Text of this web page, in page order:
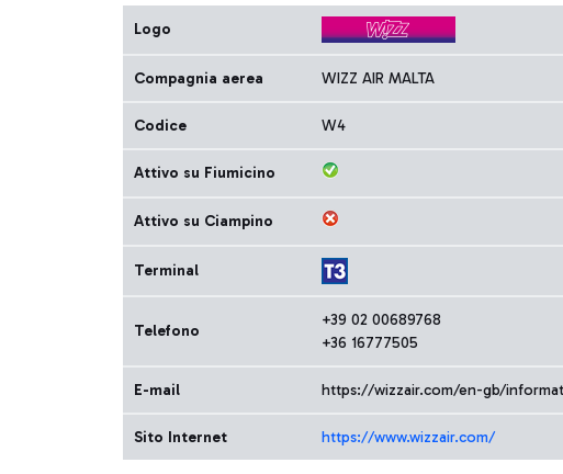
Logo
Compagnia aerea WIZZ AIR MALTA
Codice W4
Attivo su Fiumicino
Attivo su Ciampino
Terminal
Telefono
+39 02 00689768
+36 16777505
E-mail https://wizzair.com/en-gb/
Sito Internet https://www.wizzair.com/